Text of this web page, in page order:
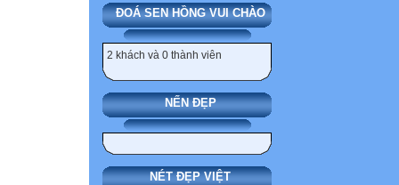
ĐOÁ SEN HỒNG VUI CHÀO
2 khách và 0 thành viên
NẾN ĐẸP
NÉT ĐẸP VIỆT